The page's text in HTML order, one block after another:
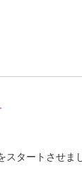
タートさせま